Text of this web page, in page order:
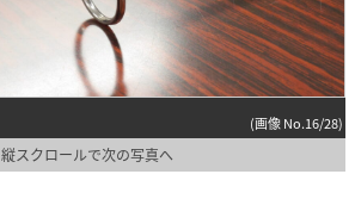
(画像 No.16/28)
縦スクロールで次の写真へ